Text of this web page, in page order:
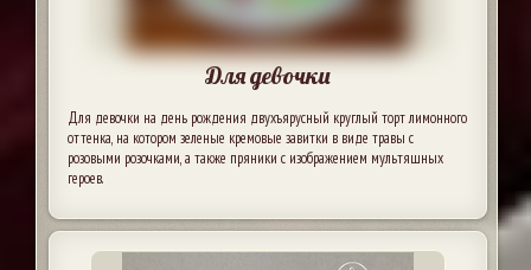
Для девочки
Для девочки на день рождения двухъярусный круглый торт лимонного
оттенка, на котором зеленые кремовые завитки в виде травы с
розовыми розочками, а также пряники с изображением мультяшных
героев.